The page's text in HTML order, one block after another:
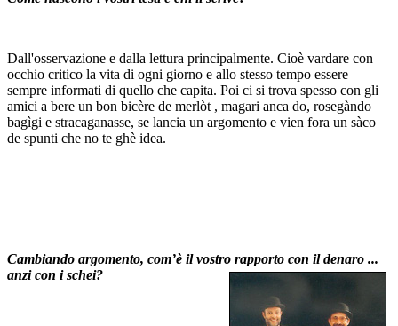
Dall'osservazione e dalla lettura principalmente. Cioè vardare con
occhio critico la vita di ogni giorno e allo stesso tempo essere
sempre informati di quello che capita. Poi ci si trova spesso con gli
amici a bere un bon bicère de merlòt , magari anca do, rosegàndo
bagìgi e stracaganasse, se lancia un argomento e vien fora un sàco
de spunti che no te ghè idea.
Cambiando argomento, com’è il vostro rapporto con il denaro ...
anzi con ischei?